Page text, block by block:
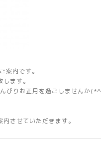
案内です。
ます。
びりお正月を過ごしませんか(*^
させていただきます。